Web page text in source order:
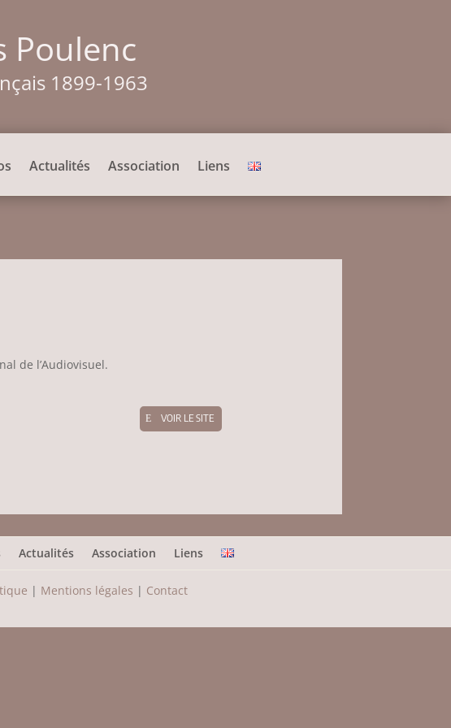
Poulenc
1899-1963
Actualités Association Liens
de l’Audiovisuel.
VOIR LE SITE
Actualités Association Liens
| Mentions légales | Contact